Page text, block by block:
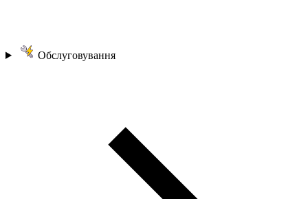
Обслуговування